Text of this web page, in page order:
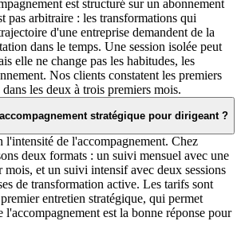
est structuré sur un abonnement
pas arbitraire : les transformations qui
d'une entreprise demandent de la
dans le temps. Une session isolée peut
elle ne change pas les habitudes, les
Nos clients constatent les premiers
les deux à trois premiers mois.
stratégique pour dirigeant ?
l'intensité de l'accompagnement. Chez
deux formats : un suivi mensuel avec une
mois, et un suivi intensif avec deux sessions
de transformation active. Les tarifs sont
entretien stratégique, qui permet
est la bonne réponse pour